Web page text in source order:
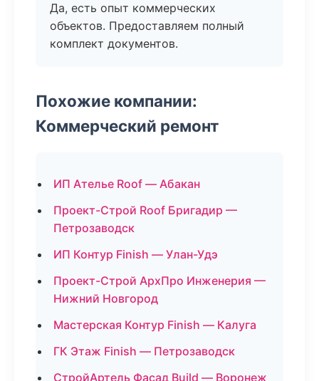
Да, есть опыт коммерческих
объектов. Предоставляем полный
комплект документов.
Похожие компании:
Коммерческий ремонт
ИП Ателье Roof — Абакан
Проект-Строй Roof Бригадир —
Петрозаводск
ИП Контур Finish — Улан-Удэ
Проект-Строй АрхПро Инженерия —
Нижний Новгород
Мастерская Контур Finish — Калуга
ГК Этаж Finish — Петрозаводск
СтройАртель Фасад Build — Воронеж